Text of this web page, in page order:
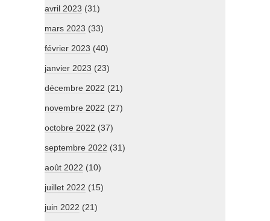
avril 2023 (31)
mars 2023 (33)
février 2023 (40)
janvier 2023 (23)
décembre 2022 (21)
novembre 2022 (27)
octobre 2022 (37)
septembre 2022 (31)
août 2022 (10)
juillet 2022 (15)
juin 2022 (21)